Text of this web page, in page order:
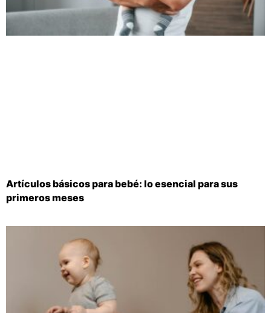
Artículos básicos para bebé: lo esencial para sus
primeros meses